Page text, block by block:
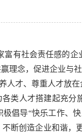
富有社会责任感的
理念，促进企业与
人才、尊重人才放
类人才搭建起充
倡导“快乐工作、
断创造企业和谐，